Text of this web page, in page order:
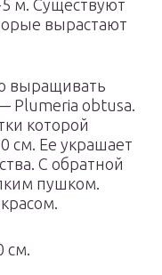
5 м. Существуют
вырастают
выращивать
Plumeria obtusa.
которой
см. Ее украшает
С обратной
пушком.
см.